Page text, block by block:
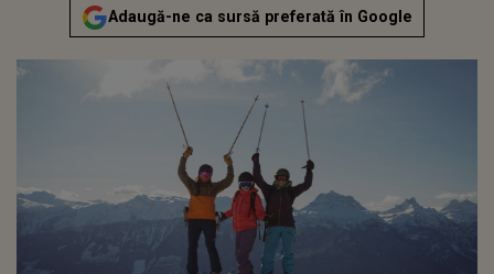
Adaugă-ne ca sursă preferată în Google